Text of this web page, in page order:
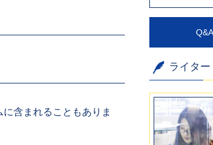
含まれることもありま
ライター